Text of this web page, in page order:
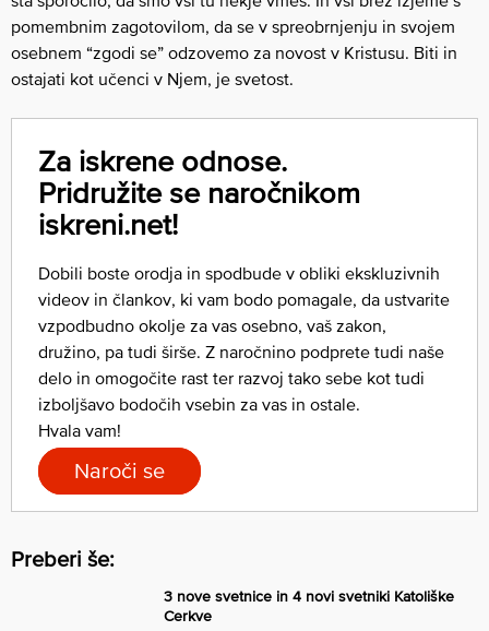
pomembnim zagotovilom, da se v spreobrnjenju in svojem
osebnem “zgodi se” odzovemo za novost v Kristusu. Biti in
ostajati kot učenci v Njem, je svetost.
Za iskrene odnose.
Pridružite se naročnikom
iskreni.net!
Dobili boste orodja in spodbude v obliki ekskluzivnih
videov in člankov, ki vam bodo pomagale, da ustvarite
vzpodbudno okolje za vas osebno, vaš zakon,
družino, pa tudi širše. Z naročnino podprete tudi naše
delo in omogočite rast ter razvoj tako sebe kot tudi
izboljšavo bodočih vsebin za vas in ostale.
Hvala vam!
Naroči se
Preberi še:
3 nove svetnice in 4 novi svetniki Katoliške
Cerkve